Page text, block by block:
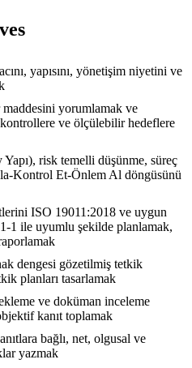
yapısını, yönetişim niyetini ve
yorumlamak ve
ve ölçülebilir hedeflere
risk temelli düşünme, süreç
Kontrol Et-Önlem Al döngüsünü
ISO 19011:2018 ve uygun
1 ile uyumlu şekilde planlamak,
dengesi gözetilmiş tetkik
planları tasarlamak
ve doküman inceleme
kanıt toplamak
bağlı, net, olgusal ve
yazmak